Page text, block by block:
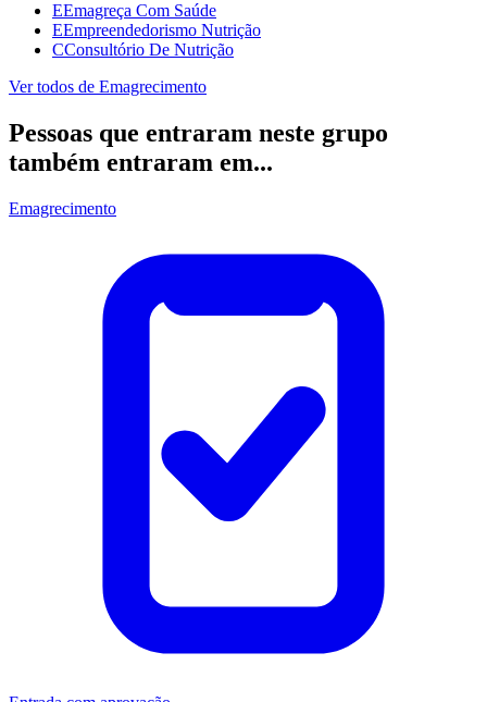
EEmagreça Com Saúde
EEmpreendedorismo Nutrição
CConsultório De Nutrição
Ver todos de Emagrecimento
Pessoas que entraram neste grupo
também entraram em...
Emagrecimento